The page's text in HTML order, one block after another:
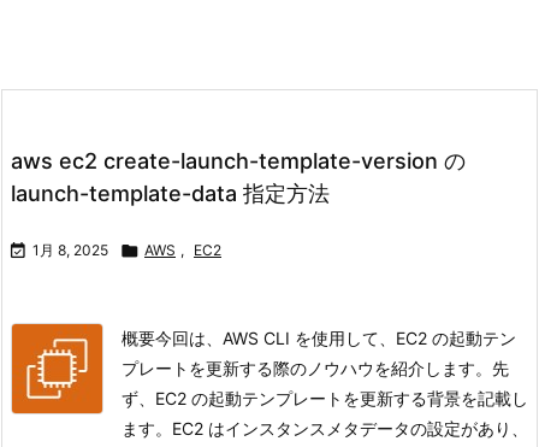
aws ec2 create-launch-template-version の
launch-template-data 指定方法
 1月 8, 2025  AWS , EC2
概要今回は、AWS CLI を使用して、EC2 の起動テン
プレートを更新する際のノウハウを紹介します。先
ず、EC2 の起動テンプレートを更新する背景を記載し
ます。EC2 はインスタンスメタデータの設定があり、